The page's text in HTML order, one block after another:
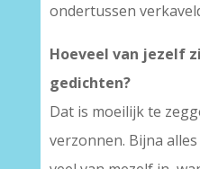
ondertussen
Hoeveel van jezelf
gedichten?
Dat is moeilijk te
verzonnen. Bijna